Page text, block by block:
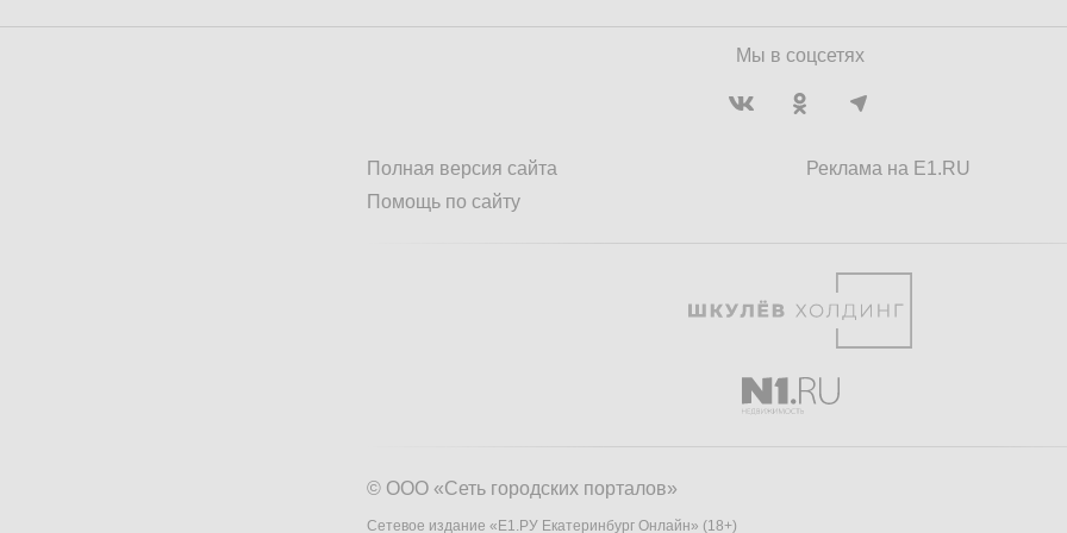
Мы в соцсетях
Полная версия сайта
Помощь по сайту
Реклама на E1.RU
© ООО «Сеть городских порталов»
Сетевое издание «Е1.РУ Екатеринбург Онлайн» (18+)